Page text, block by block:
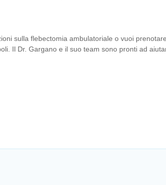
sulla flebectomia ambulatoriale o vuoi
Il Dr. Gargano e il suo team sono pronti ad